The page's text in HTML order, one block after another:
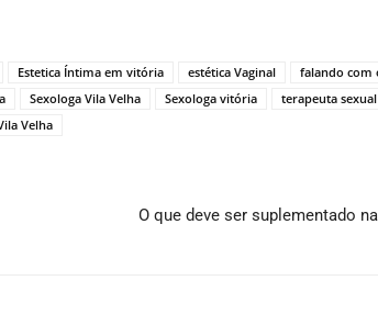
Estetica Íntima em vitória estética Vaginal
falando com
Sexologa Vila Velha Sexologa vitória
terapeuta
Velha
O que deve ser suplementado